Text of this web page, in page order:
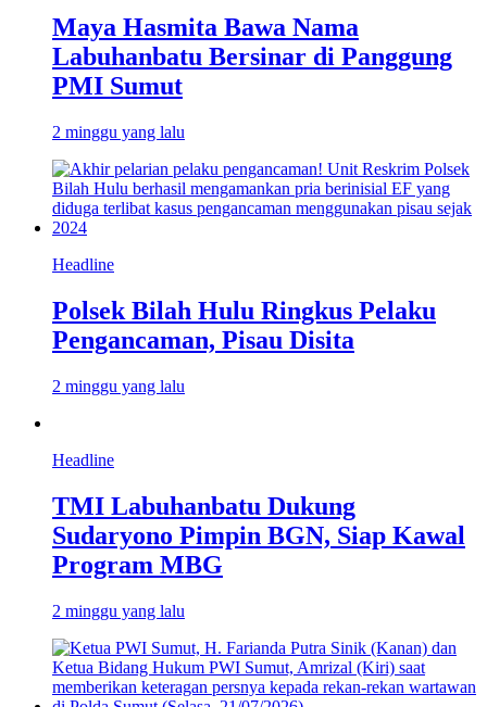
Maya Hasmita Bawa Nama
Labuhanbatu Bersinar di Panggung
PMI Sumut
2 minggu yang lalu
Headline
Polsek Bilah Hulu Ringkus Pelaku
Pengancaman, Pisau Disita
2 minggu yang lalu
Headline
TMI Labuhanbatu Dukung
Sudaryono Pimpin BGN, Siap Kawal
Program MBG
2 minggu yang lalu